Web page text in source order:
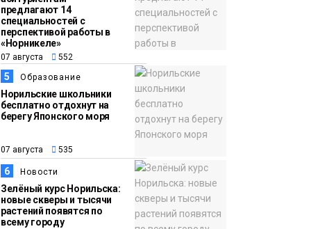
предлагают 14
специальностей с
перспективой работы в
«Норникеле»
07 августа 552
5 Образование
Норильские школьники
бесплатно отдохнут на
берегу Японского моря
07 августа 535
6 Новости
Зелёный курс Норильска:
новые скверы и тысячи
растений появятся по
всему городу